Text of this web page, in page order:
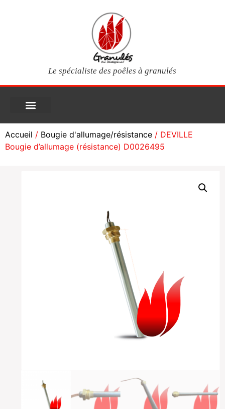
Le spécialiste des poêles à granulés
Accueil / Bougie d'allumage/résistance / DEVILLE
Bougie d’allumage (résistance) D0026495